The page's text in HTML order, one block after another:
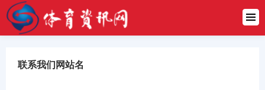
首页
英超联系我们网站名